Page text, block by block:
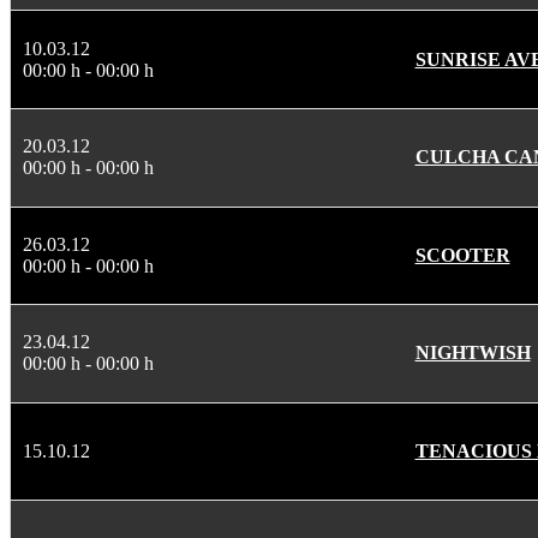
10.03.12
00:00 h - 00:00 h
SUNRISE
20.03.12
00:00 h - 00:00 h
CULCHA
26.03.12
00:00 h - 00:00 h
SCOOTER
23.04.12
00:00 h - 00:00 h
NIGHTWISH
15.10.12 TENACIOUS